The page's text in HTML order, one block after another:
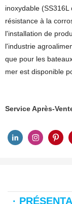
inoxydable
résistance à la
l'installation de
l'industrie
que pour les
mer est disponible
Service Après-
·